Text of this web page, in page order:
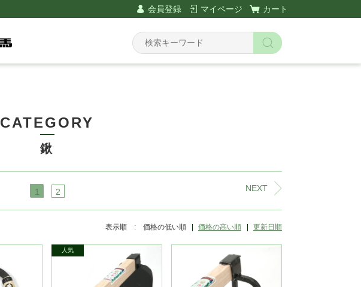
会員登録 マイページ カート
CATEGORY
鍬
NEXT
1 2
表示順 : 価格の低い順 価格の高い順 更新日順